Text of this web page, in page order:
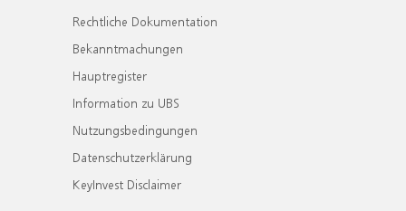
Rechtliche Dokumentation
Bekanntmachungen
Hauptregister
Information zu UBS
Nutzungsbedingungen
Datenschutzerklärung
KeyInvest Disclaimer